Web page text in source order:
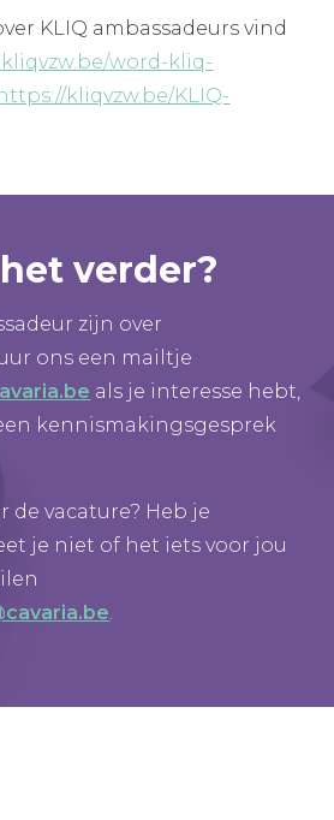
KLIQ ambassadeurs vind
word-kliq-
https://kliqvzw.be/KLIQ-
verder?
zijn over
ons een mailtje
als je interesse hebt,
kennismakingsgesprek
de vacature? Heb je
je niet of het iets voor jou